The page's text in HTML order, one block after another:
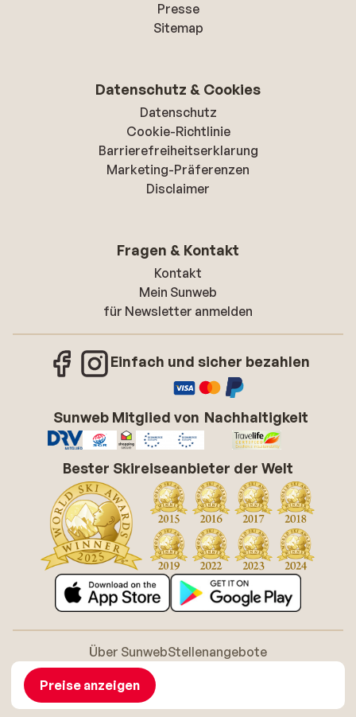
Preise anzeigen
Presse
Sitemap
Datenschutz & Cookies
Datenschutz
Cookie-Richtlinie
Barrierefreiheitserklarung
Marketing-Präferenzen
Disclaimer
Fragen & Kontakt
Kontakt
Mein Sunweb
für Newsletter anmelden
Einfach und sicher bezahlen
Sunweb Mitglied von Nachhaltigkeit
Bester Skireiseanbieter der Welt
Über SunwebStellenangebote
Allgemeine Geschäftsbedingungen (AGB)
Cookie-RichtlinieBarrierefreiheitserklarung
Sitemap